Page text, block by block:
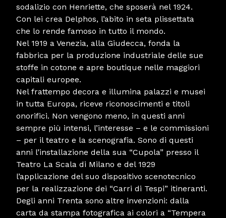
sodalizio con Henriette, che sposerà nel 1924.
Con lei crea Delphos, l’abito in seta plissettata
che lo rende famoso in tutto il mondo.
Nel 1919 a Venezia, alla Giudecca, fonda la
fabbrica per la produzione industriale delle sue
stoffe in cotone e apre boutique nelle maggiori
capitali europee.
Nel frattempo decora e illumina palazzi e musei
in tutta Europa, riceve riconoscimenti e titoli
onorifici. Non vengono meno, in questi anni
sempre più intensi, l’interesse – e le commissioni
– per il teatro e la scenografia. Sono di questi
anni l’installazione della sua “Cupola” presso il
Teatro La Scala di Milano e del 1929
l’applicazione del suo dispositivo scenotecnico
per la realizzazione dei “Carri di Tespi” itineranti.
Degli anni Trenta sono altre invenzioni: dalla
carta da stampa fotografica ai colori a “Tempera